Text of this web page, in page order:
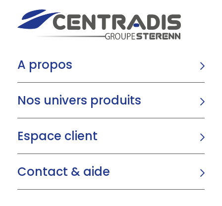
A propos
Nos univers produits
Espace client
Contact & aide